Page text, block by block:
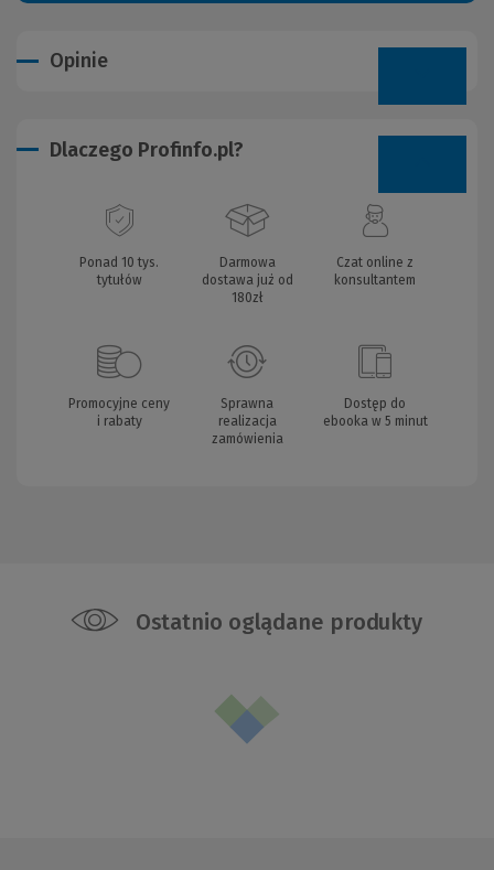
Opinie
Dlaczego Profinfo.pl?
Ponad 10 tys.
tytułów
Darmowa
dostawa już od
180zł
Czat online z
konsultantem
Promocyjne ceny
i rabaty
Sprawna
realizacja
zamówienia
Dostęp do
ebooka w 5 minut
Ostatnio oglądane produkty